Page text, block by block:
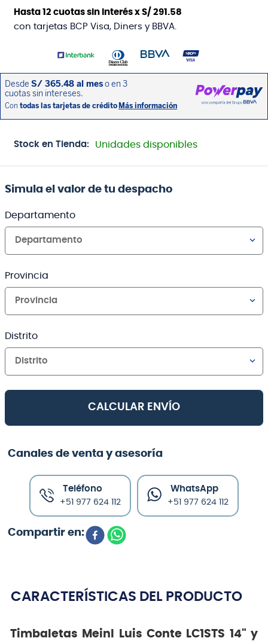
Hasta12 cuotas sin interés xS/ 291.58
con tarjetas BCP Visa, Diners y BBVA.
Stock en Tienda: Unidades disponibles
Simula el valor de tu despacho
Departamento
Departamento
Provincia
Provincia
Distrito
Distrito
CALCULAR ENVÍO
Canales de venta y asesoría
Teléfono
+51 977 624 112
WhatsApp
+51 977 624 112
CARACTERÍSTICAS DEL PRODUCTO
Timbaletas Meinl Luis Conte LC1STS 14" y